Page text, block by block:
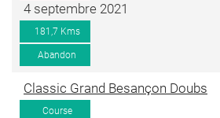
4 septembre 2021
181,7 Kms
Abandon
Classic Grand Besançon Doubs
Course